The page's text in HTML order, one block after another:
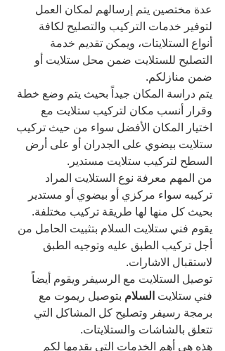
عدة مختصين يتم إرسالهم لمكان العمل
لتوفير خدمات التركيب والتصليح لكافة
أنواع الستلايتات، ويمكن تقديم خدمة
التصليح للستلايت ضمن محل ستلايت أو
ضمن منازلكم.
يتم دراسة المكان جيداً بحيث يتم وضع خطة
وقرار أنسب مكان لتركيب ستلايت مع
اختيار المكان الأفضل سواء من حيث تركيب
ستلايت بيضوي على الجدران أو على أرض
السطح لتركيب ستلايت مستدير.
من المهم معرفة نوع الستلايت المراد
تركيبه سواء مركزي أو بيضوي أو مستدير
بحيث كل منها لها طريقة تركيب مختلفة.
يقوم فني ستلايت السلام بتثبيت الحامل من
أجل تركيب الطبق عليه وتوجيه الطبق
لاستقبال الاشارات.
توصيل الستلايت مع الرسيفر ويقوم أيضاً
فني ستلايت السلام بتوصيل ريموت مع
برمجة رسيفر وتصليح كل المشاكل التي
تتعلق بالشاشات والستلايتات.
هذه هي أهم الخدمات التي يقدمها لكم